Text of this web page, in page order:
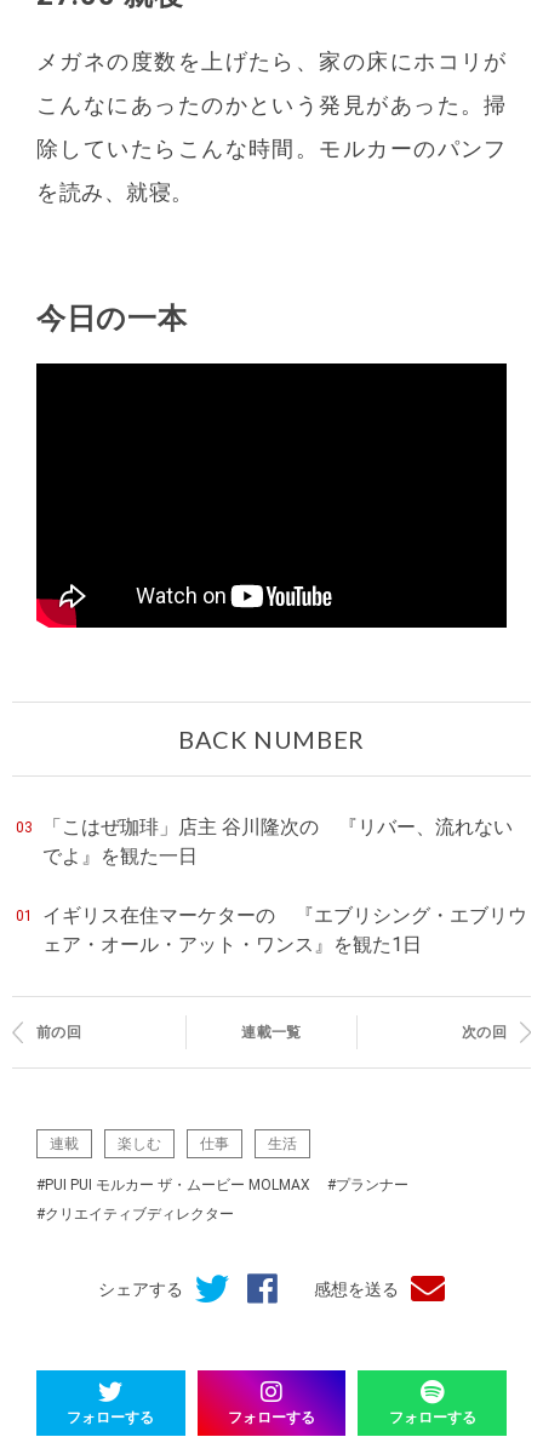
フォローする フォローする フォローする
メガネの度数を上げたら、家の床にホコリが
こんなにあったのかという発見があった。掃
除していたらこんな時間。モルカーのパンフ
を読み、就寝。
今日の一本
BACK NUMBER
03
「こはぜ珈琲」店主 谷川隆次の 『リバー、流れない
でよ』を観た一日
01
イギリス在住マーケターの 『エブリシング・エブリウ
ェア・オール・アット・ワンス』を観た1日
前の回 連載一覧 次の回
連載 楽しむ 仕事 生活
#PUI PUI モルカー ザ・ムービー MOLMAX
#プランナー
#クリエイティブディレクター
シェアする 感想を送る